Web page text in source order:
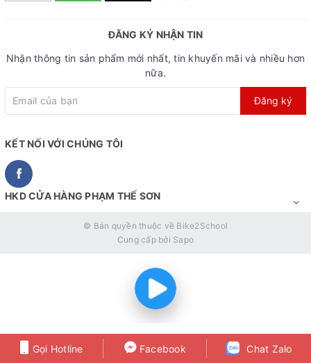
ĐĂNG KÝ NHẬN TIN
Nhận thông tin sản phẩm mới nhất, tin khuyến mãi và nhiều hơn
nữa.
Đăng ký
KẾT NỐI VỚI CHÚNG TÔI
HKD CỬA HÀNG PHẠM THẾ SƠN
© Bản quyền thuộc về Bike2School
Cung cấp bởi Sapo
Gọi Hotline Facebook
Chat Zalo